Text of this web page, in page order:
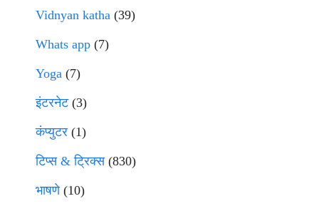
Vidnyan katha (39)
Whats app (7)
Yoga (7)
इंटरनेट(3)
कंप्युटर (1)
टिप्स & ट्रिक्स(830)
भाषणे(10)